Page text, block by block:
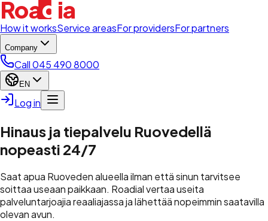
Road ia
How it worksService areasFor providersFor partners
Company
Call 045 490 8000
EN
Log in
Hinaus ja tiepalvelu Ruovedellä
nopeasti 24/7
Saat apua Ruoveden alueella ilman että sinun tarvitsee
soittaa useaan paikkaan. Roadial vertaa useita
palveluntarjoajia reaaliajassa ja lähettää nopeimmin saatavilla
olevan avun.